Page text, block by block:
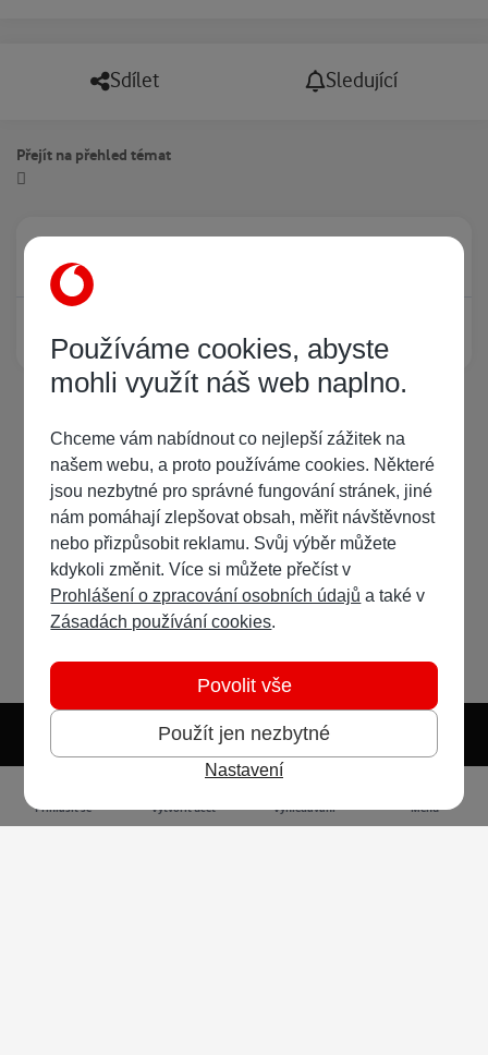
Sdílet Sledující
Přejít na přehled témat
Právě prohlíží tuto stránku
Žádný registrovaný uživatel si neprohlíží tuto stránku
Světlý režim Předvolba systému
Přihlásit se Vytvořit účet Vyhledávání Menu
Používáme cookies, abyste
mohli využít náš web naplno.
Chceme vám nabídnout co nejlepší zážitek na
našem webu, a proto používáme cookies. Některé
jsou nezbytné pro správné fungování stránek, jiné
nám pomáhají zlepšovat obsah, měřit návštěvnost
nebo přizpůsobit reklamu. Svůj výběr můžete
kdykoli změnit. Více si můžete přečíst v
Prohlášení o zpracování osobních údajů a také v
Zásadách používání cookies.
Použít jen nezbytné
Povolit vše
Nastavení